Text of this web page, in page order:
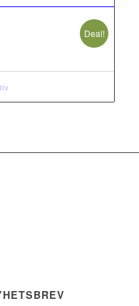
Deal!